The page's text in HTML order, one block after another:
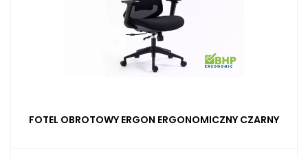
FOTEL OBROTOWY ERGON ERGONOMICZNY CZARNY